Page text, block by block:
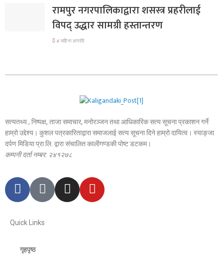
रामपुर नगरपालिकाद्वारा शसस्त्र प्रहरीलाई
विपद् उद्धार सामग्री हस्तान्तरण
४ महिना अगाडि
सत्यतथ्य , निष्पक्ष, ताजा समाचार, मनोरञ्जन तथा आधिकारिक सत्य सूचना प्रकाशन गर्ने
हाम्रो उद्देश्य। कुशल पत्रकारिताद्वारा समाजलाई सत्य सूचना दिने हाम्रो दायित्व। स्याङ्जा
दर्पण मिडिया प्रा.लि. द्वारा संचालित कालीगण्डकी पोष्ट डटकम।
कम्पनी दर्ता नम्बर: २४१२७८
Quick Links
गृहपृष्ठ